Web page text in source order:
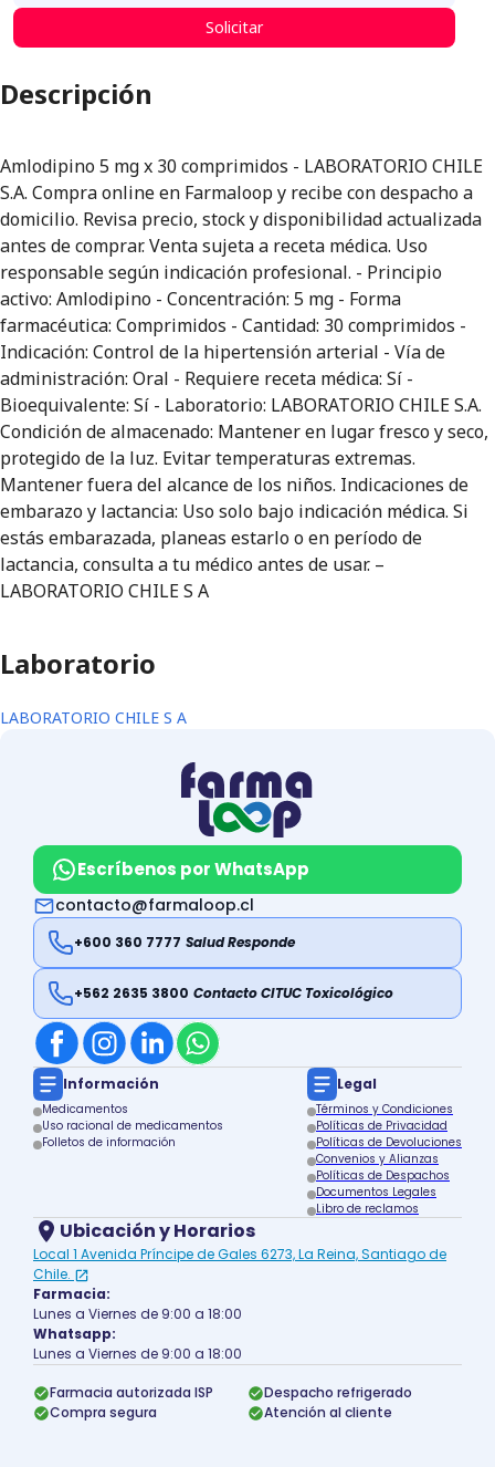
Solicitar
Descripción
Amlodipino 5 mg x 30 comprimidos - LABORATORIO CHILE
S.A. Compra online en Farmaloop y recibe con despacho a
domicilio. Revisa precio, stock y disponibilidad actualizada
antes de comprar. Venta sujeta a receta médica. Uso
responsable según indicación profesional. - Principio
activo: Amlodipino - Concentración: 5 mg - Forma
farmacéutica: Comprimidos - Cantidad: 30 comprimidos -
Indicación: Control de la hipertensión arterial - Vía de
administración: Oral - Requiere receta médica: Sí -
Bioequivalente: Sí - Laboratorio: LABORATORIO CHILE S.A.
Condición de almacenado: Mantener en lugar fresco y seco,
protegido de la luz. Evitar temperaturas extremas.
Mantener fuera del alcance de los niños. Indicaciones de
embarazo y lactancia: Uso solo bajo indicación médica. Si
estás embarazada, planeas estarlo o en período de
lactancia, consulta a tu médico antes de usar. –
LABORATORIO CHILE S A
Laboratorio
LABORATORIO CHILE S A
Escríbenos por WhatsApp
contacto@farmaloop.cl
+600 360 7777 Salud Responde
+562 2635 3800 Contacto CITUC Toxicológico
Información
Medicamentos
Uso racional de medicamentos
Folletos de información
Legal
Términos y Condiciones
Políticas de Privacidad
Políticas de Devoluciones
Convenios y Alianzas
Políticas de Despachos
Documentos Legales
Libro de reclamos
Ubicación y Horarios
Local 1 Avenida Príncipe de Gales 6273, La Reina, Santiago de
Chile.
Farmacia:
Lunes a Viernes de 9:00 a 18:00
Whatsapp:
Lunes a Viernes de 9:00 a 18:00
Farmacia autorizada ISP
Despacho refrigerado
Compra segura
Atención al cliente